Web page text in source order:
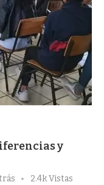
y
2.4k Vistas